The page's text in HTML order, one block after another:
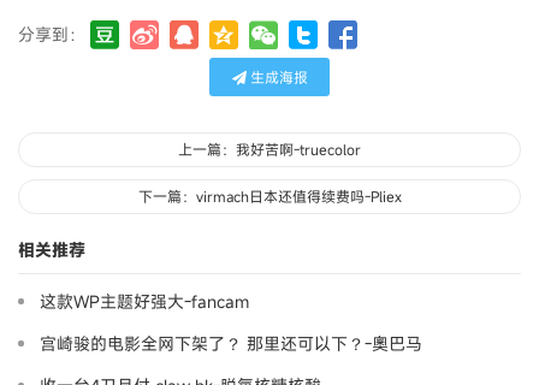
分享到：
生成海报
上一篇：我好苦啊-truecolor
下一篇：virmach日本还值得续费吗-Pliex
相关推荐
这款WP主题好强大-fancam
宫崎骏的电影全网下架了？ 那里还可以下？-奧巴马